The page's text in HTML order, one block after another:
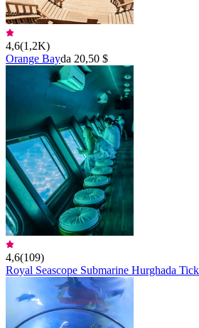
4,6(1,2K)
Orange Bayda 20,50 $
4,6(109)
Royal Seascope Submarine Hurghada